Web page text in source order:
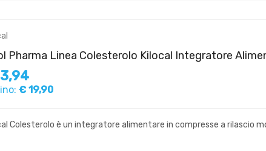
Pharma Linea Colesterolo Kilocal Integratore
€ 19,90
Colesterolo è un integratore alimentare in compresse a rilascio